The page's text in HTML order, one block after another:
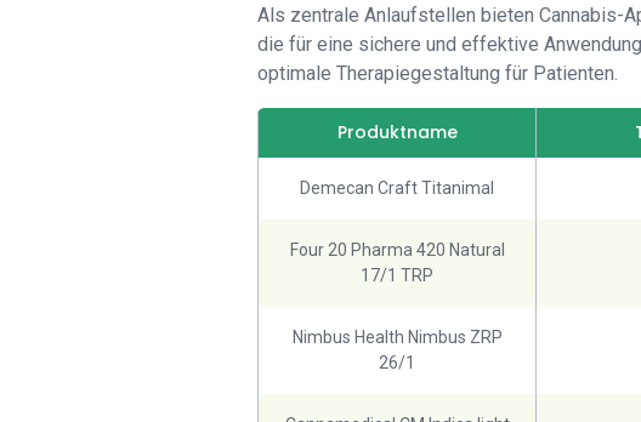
Als zentrale Anlaufstellen bieten Cannabis-
die für eine sichere und effektive
optimale Therapiegestaltung für Patienten.
Produktname
Demecan Craft Titanimal
Four 20 Pharma 420 Natural
17/1 TRP
Nimbus Health Nimbus ZRP
26/1